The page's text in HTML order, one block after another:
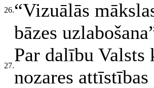
26.“Vizuālās
bāzes
27.
Par dalību
nozares